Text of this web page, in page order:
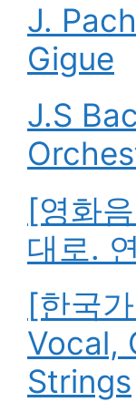
J.
Gigue
J.S
[영화
대로.
[한국
Vocal,
Strings